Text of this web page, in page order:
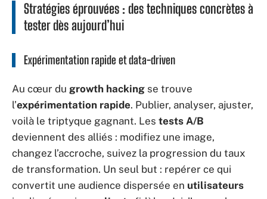
Stratégies éprouvées : des techniques concrètes à
tester dès aujourd’hui
Expérimentation rapide et data-driven
Au cœur du growth hacking se trouve
l’expérimentation rapide. Publier, analyser, ajuster,
voilà le triptyque gagnant. Les tests A/B
deviennent des alliés : modifiez une image,
changez l’accroche, suivez la progression du taux
de transformation. Un seul but : repérer ce qui
convertit une audience dispersée en utilisateurs